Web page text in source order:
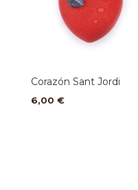
Corazón Sant Jordi
6,00 €